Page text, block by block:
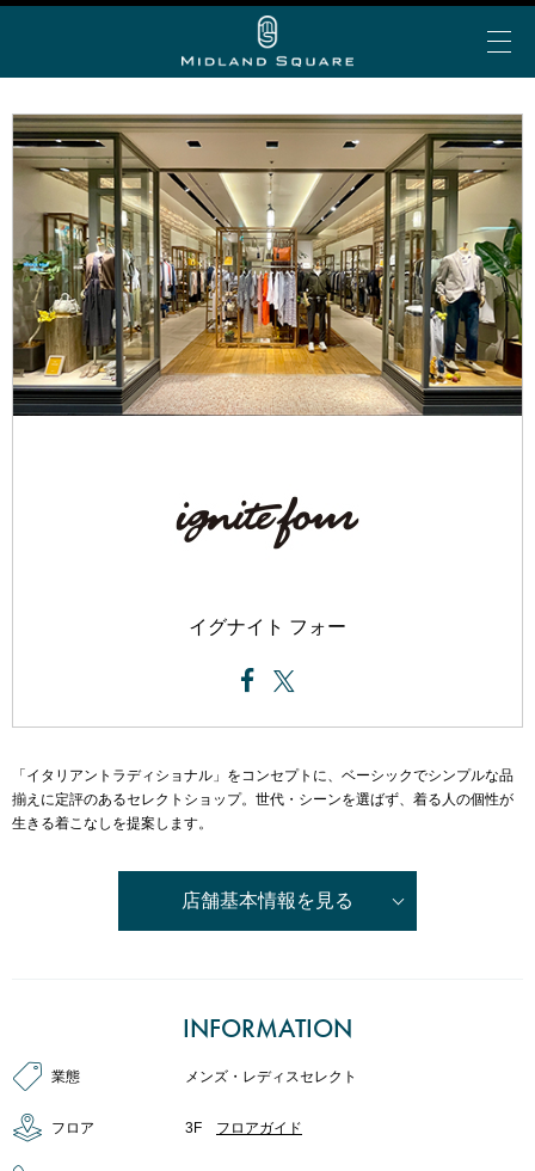
イベント＆トピックス
お知らせ
ビアガーデン
My Story vol.69 デジタ
ルブック
アトリウムコンサート
ミッドランド 夏グルメ
ミッドランド ランチ
ミッドランド 会食・接待
こだわりの手土産
半券de得シネマ＆ゴールド/プラチナ会員限定サービ
ス
Web MyStory
ミッドランド スクエア プレミアムマガジンにWeb版
イベント情報、ショップ最新情報を中心に様々な角度
ショップ＆レストランを探す
フロアで探す
カテゴリで探す
50音で探す
ショップ&レストラン
ミッドランド スクエア シネマ
スカイホールそら
ミッドランドホール・会議室
施設案内
ビル・コンセプト
公共交通機関でお越しの方
自転車でお越しの方
パブリックサービス
ランク別サービス内容
Q＆A（よくあるご質問）
会員利用規約
総合インフォメーション
その他お問い合わせ一覧
よくあるご質問
イグナイト フォー
「イタリアントラディショナル」をコンセプトに、ベーシックでシンプルな品
揃えに定評のあるセレクトショップ。世代・シーンを選ばず、着る人の個性が
生きる着こなしを提案します。
店舗基本情報を見る
INFORMATION
業態 メンズ・レディスセレクト
フロア 3F フロアガイド